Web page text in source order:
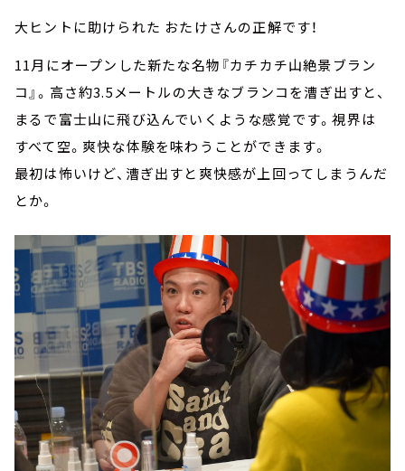
大ヒントに助けられた おたけさんの正解です！
11月にオープンした新たな名物『カチカチ山絶景ブラン
コ』。高さ約3.5メートルの大きなブランコを漕ぎ出すと、
まるで富士山に飛び込んでいくような感覚です。視界は
すべて空。爽快な体験を味わうことができます。
最初は怖いけど、漕ぎ出すと爽快感が上回ってしまうんだ
とか。